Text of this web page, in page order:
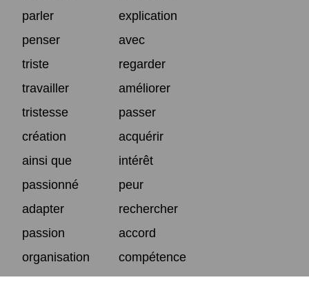
parler
explication
penser
avec
triste
regarder
travailler
améliorer
tristesse
passer
création
acquérir
ainsi que
intérêt
passionné
peur
adapter
rechercher
passion
accord
organisation
compétence